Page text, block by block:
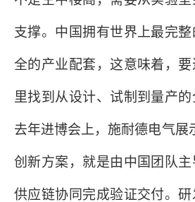
支撑。中国拥有世界上最完
全的产业配套，这意味着，
里找到从设计、试制到量产的
去年进博会上，施耐德电气展
创新方案，就是由中国团队
供应链协同完成验证交付。